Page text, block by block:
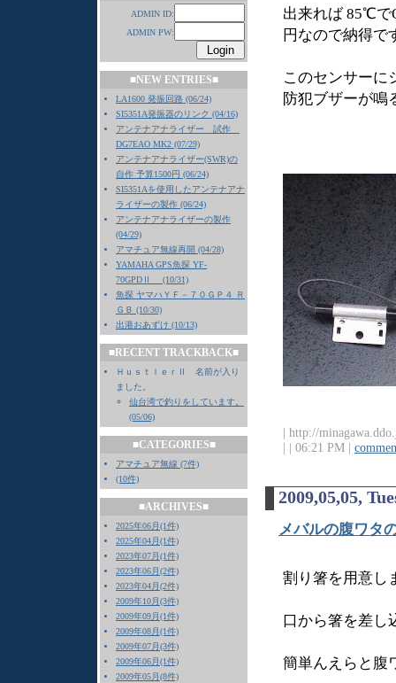
ADMIN ID:
ADMIN PW:
■NEW ENTRIES■
LA1600 発振回路 (06/24)
SI5351A発振器のリンク (04/16)
アンテナアナライザー 試作
DG7EAO MK2 (07/29)
アンテナアナライザー(SWR)の
自作 予算1500円 (06/24)
SI5351Aを使用したアンテナアナ
ライザーの製作 (06/24)
アンテナアナライザーの製作
(04/29)
アマチュア無線再開 (04/28)
YAMAHA GPS魚探 YF-
70GPDⅡ (10/31)
魚探 ヤマハＹＦ－７０ＧＰ４ Ｒ
ＧＢ (10/30)
出港おあずけ (10/13)
■RECENT TRACKBACK■
ＨｕｓｔｌｅｒⅡ 名前が入り
ました。
仙台湾で釣りをしています。
(05/06)
■CATEGORIES■
アマチュア無線 (7件)
(10件)
■ARCHIVES■
2025年06月(1件)
2025年04月(1件)
2023年07月(1件)
2023年06月(2件)
2023年04月(2件)
2009年10月(3件)
2009年09月(1件)
2009年08月(1件)
2009年07月(3件)
2009年06月(1件)
2009年05月(8件)
出来れば 85℃で
円なので納得で
このセンサーに
防犯ブザーが鳴
| http://
| | 06:21 PM |
2009,05,05,
メバルの腹ワタ
割り箸を用意し
口から箸を差し
簡単んえらと腹